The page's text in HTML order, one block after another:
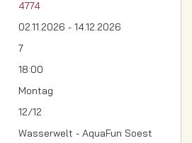
4774
02.11.2026 - 14.12.2026
7
18:00
Montag
12/12
Wasserwelt - AquaFun Soest